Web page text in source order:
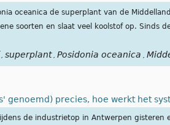
oceanica de superplant van de
soorten en slaat veel koolstof op. Sinds
superplant Posidonia oceanica
genoemd) precies, hoe werkt het
de industrietop in Antwerpen gisteren